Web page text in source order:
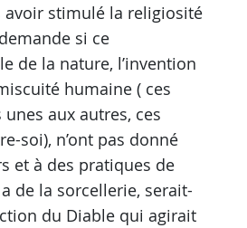
avoir stimulé la religiosité
si ce
de la nature, l’invention
humaine ( ces
aux autres, ces
soi), n’ont pas donné
et à des pratiques de
de la sorcellerie, serait-
du Diable qui agirait